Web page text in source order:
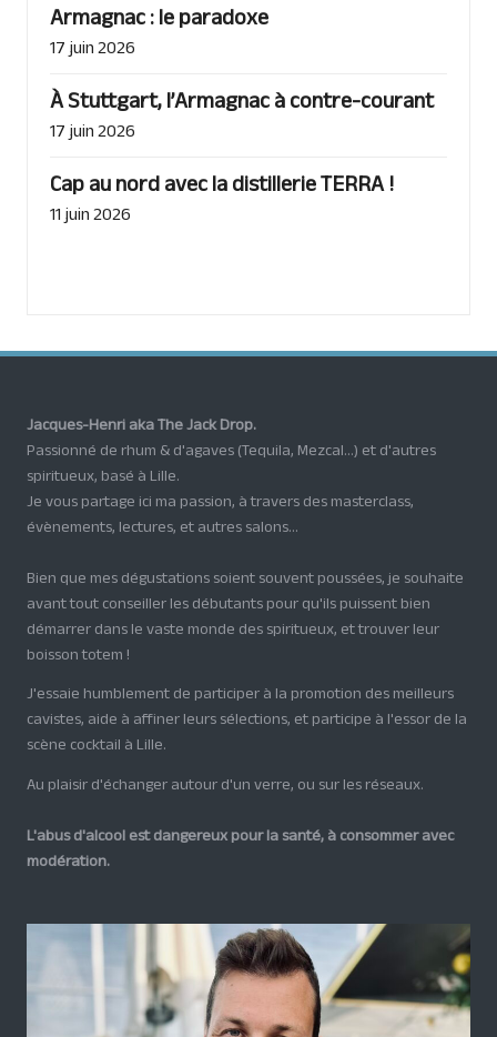
Armagnac : le paradoxe
17 juin 2026
À Stuttgart, l’Armagnac à contre-courant
17 juin 2026
Cap au nord avec la distillerie TERRA !
11 juin 2026
Jacques-Henri aka The Jack Drop.
Passionné de rhum & d'agaves (Tequila, Mezcal...) et d'autres
spiritueux, basé à Lille.
Je vous partage ici ma passion, à travers des masterclass,
évènements, lectures, et autres salons...
Bien que mes dégustations soient souvent poussées, je souhaite
avant tout conseiller les débutants pour qu'ils puissent bien
démarrer dans le vaste monde des spiritueux, et trouver leur
boisson totem !
J'essaie humblement de participer à la promotion des meilleurs
cavistes, aide à affiner leurs sélections, et participe à l'essor de la
scène cocktail à Lille.
Au plaisir d'échanger autour d'un verre, ou sur les réseaux.
L'abus d'alcool est dangereux pour la santé, à consommer avec
modération.